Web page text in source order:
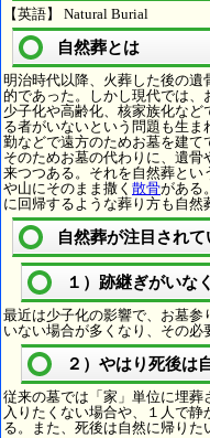
【英語】 Natural Burial
自然葬とは
明治時代以降、火葬した後の遺
的であった。しかし現代では
少子化や高齢化、核家族化な
る者がいないという問題も生
勤などで遠方のためお墓を建て
そのためお墓の代わりに、遺
来つつある。それを自然葬と
や山にそのまま撒く 散骨がある
に回帰するような葬り方も自然
自然葬が注目され
１）跡継ぎがいな
最近は少子化の影響で、お墓
いない場合が多くなり、その必
２）やはり死後は
従来の墓では「家」単位に埋
入りたくない場合や、１人で
る。また、死後は自然に帰りた